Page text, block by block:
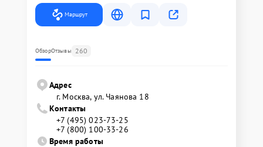
Маршрут
ОбзорОтзывы 260
Адрес
г. Москва, ул. Чаянова 18
Контакты
+7 (495) 023-73-25
+7 (800) 100-33-26
Время работы